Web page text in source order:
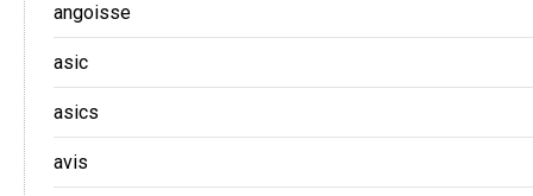
angoisse
asic
asics
avis